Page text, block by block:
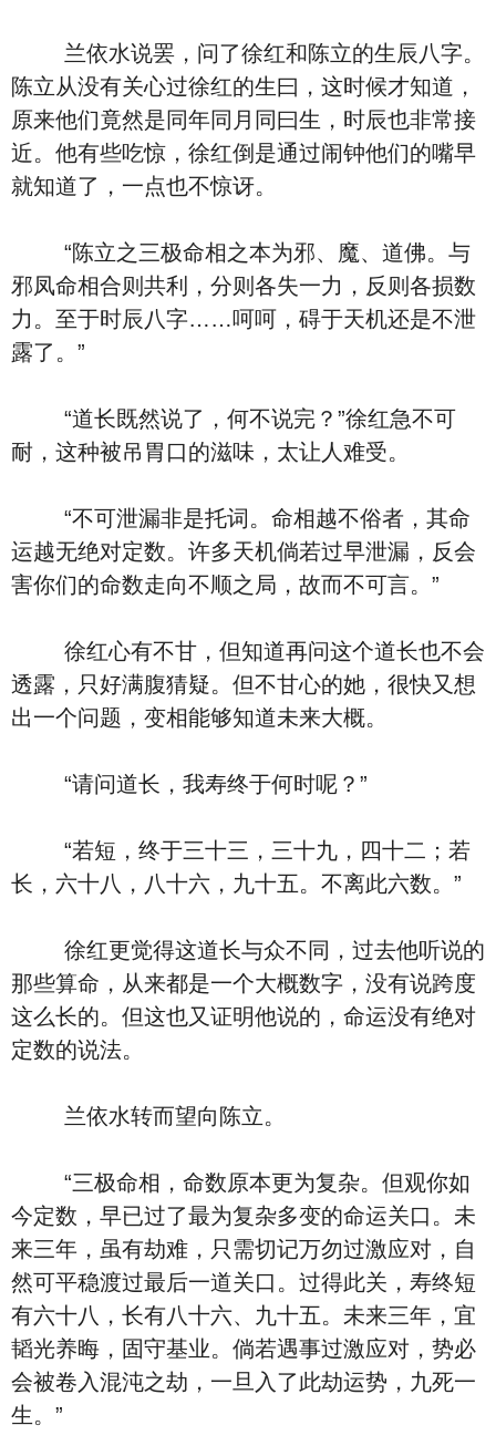
兰依水说罢，问了徐红和陈立的生辰八字。
陈立从没有关心过徐红的生曰，这时候才知道，
原来他们竟然是同年同月同曰生，时辰也非常接
近。他有些吃惊，徐红倒是通过闹钟他们的嘴早
就知道了，一点也不惊讶。
“陈立之三极命相之本为邪、魔、道佛。与
邪凤命相合则共利，分则各失一力，反则各损数
力。至于时辰八字……呵呵，碍于天机还是不泄
露了。”
“道长既然说了，何不说完？”徐红急不可
耐，这种被吊胃口的滋味，太让人难受。
“不可泄漏非是托词。命相越不俗者，其命
运越无绝对定数。许多天机倘若过早泄漏，反会
害你们的命数走向不顺之局，故而不可言。”
徐红心有不甘，但知道再问这个道长也不会
透露，只好满腹猜疑。但不甘心的她，很快又想
出一个问题，变相能够知道未来大概。
“请问道长，我寿终于何时呢？”
“若短，终于三十三，三十九，四十二；若
长，六十八，八十六，九十五。不离此六数。”
徐红更觉得这道长与众不同，过去他听说的
那些算命，从来都是一个大概数字，没有说跨度
这么长的。但这也又证明他说的，命运没有绝对
定数的说法。
兰依水转而望向陈立。
“三极命相，命数原本更为复杂。但观你如
今定数，早已过了最为复杂多变的命运关口。未
来三年，虽有劫难，只需切记万勿过激应对，自
然可平稳渡过最后一道关口。过得此关，寿终短
有六十八，长有八十六、九十五。未来三年，宜
韬光养晦，固守基业。倘若遇事过激应对，势必
会被卷入混沌之劫，一旦入了此劫运势，九死一
生。”